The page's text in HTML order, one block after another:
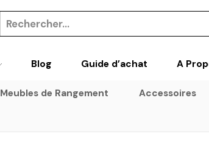
Blog Guide d’achat A
Meubles de Rangement Accessoires